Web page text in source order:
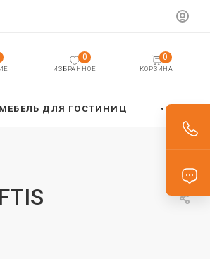
ИЗБРАННОЕ
0
КОРЗИНА
0
МЕБЕЛЬ ДЛЯ ГОСТИНИЦ